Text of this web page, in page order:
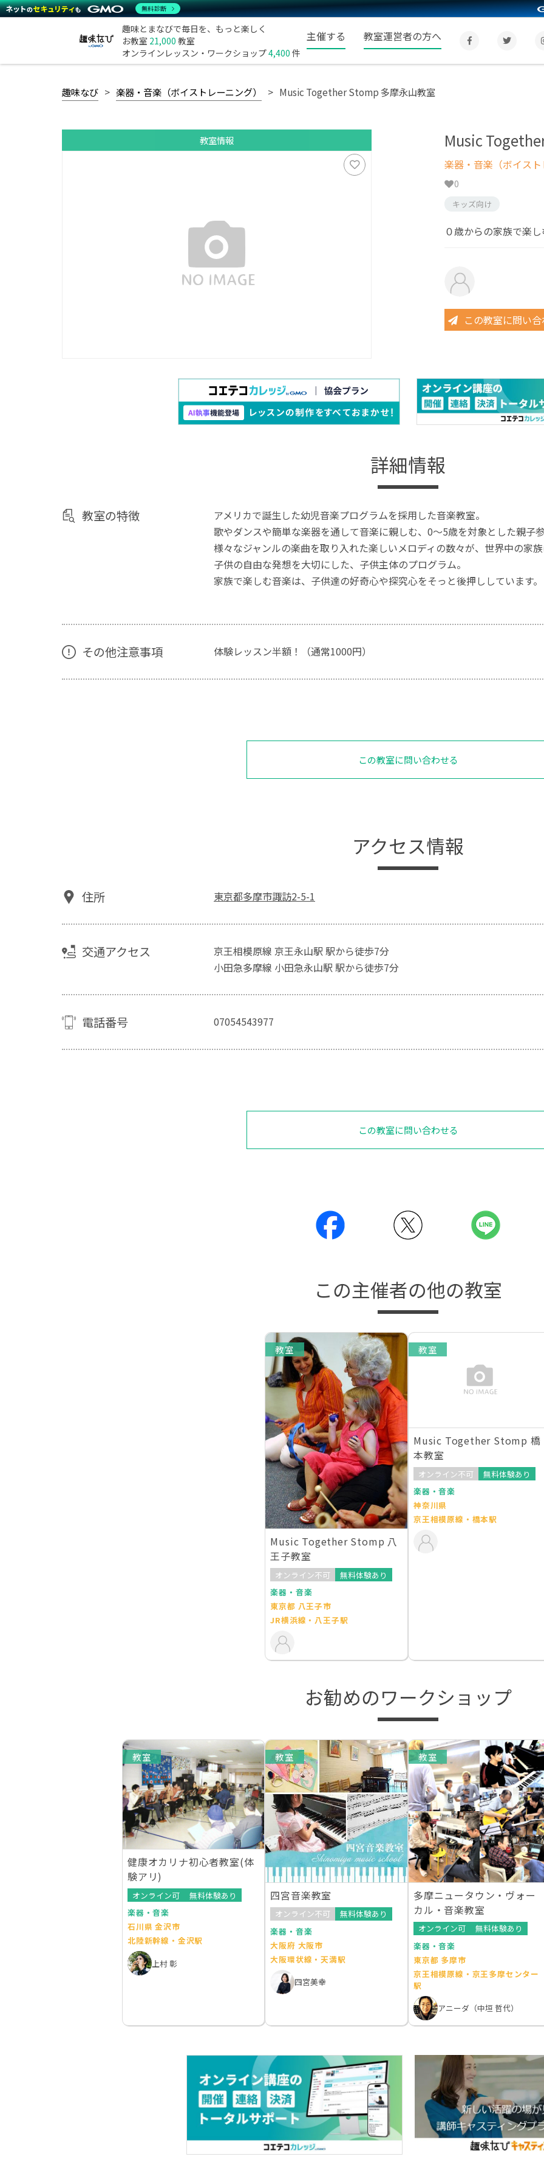
趣味とまなびで毎日を、もっと楽しく
お教室 21,000 教室
オンラインレッスン・ワークショップ4,400 件
主催する 教室運営者の方へ
趣味なび 楽器・音楽（ボイストレーニング） Music Together Stomp 多摩永山教室
教室情報 Music
楽器・音楽（ボイスト
0
キッズ向け
０歳からの家族で楽
この教室に問い
詳細情報
教室の特徴
アメリカで誕生した幼児音楽プログラムを採用した音楽教室。
歌やダンスや簡単な楽器を通して音楽に親しむ、0～5歳を対象とした親子参
様々なジャンルの楽曲を取り入れた楽しいメロディの数々が、世界中の家族
子供の自由な発想を大切にした、子供主体のプログラム。
家族で楽しむ音楽は、子供達の好奇心や探究心をそっと後押ししています。
その他注意事項 体験レッスン半額！（通常1000円）
この教室に問い合わせる
アクセス情報
住所 東京都多摩市諏訪2-5-1
交通アクセス
京王相模原線 京王永山駅 駅から徒歩7分
小田急多摩線 小田急永山駅 駅から徒歩7分
電話番号 07054543977
この教室に問い合わせる
この主催者の他の教室
教室
Music Together Stomp 八
王子教室
オンライン不可
無料体験あり
楽器・音楽
東京都 八王子市
JR横浜線・八王子駅
教室
Music Together Stomp 橋
本教室
オンライン不可
無料体験あり
楽器・音楽
神奈川県
京王相模原線・橋本駅
お勧めのワークショップ
教室
健康オカリナ初心者教室(体
験アリ)
オンライン可
無料体験あり
楽器・音楽
石川県 金沢市
北陸新幹線・金沢駅
上村 彰
教室
四宮音楽教室
オンライン不可
無料体験あり
楽器・音楽
大阪府 大阪市
大阪環状線・天満駅
四宮美幸
教室
多摩ニュータウン・ヴォー
カル・音楽教室
オンライン可
無料体験あり
楽器・音楽
東京都 多摩市
京王相模原線・京王多摩センター
駅
アニーダ（中垣 哲代）
無料診断